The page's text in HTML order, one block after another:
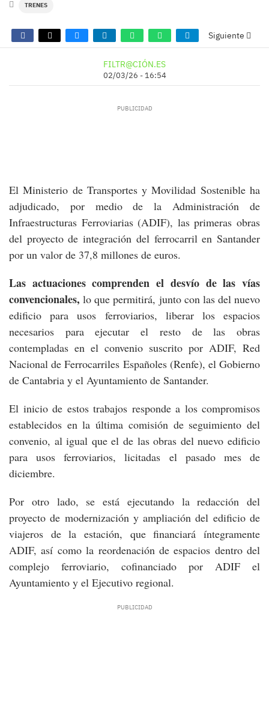
TRENES
Siguiente
FILTR@CIÓN.ES
02/03/26 - 16:54
El Ministerio de Transportes y Movilidad Sostenible ha
adjudicado, por medio de la Administración de
Infraestructuras Ferroviarias (ADIF), las primeras obras
del proyecto de integración del ferrocarril en Santander
por un valor de 37,8 millones de euros.
Las actuaciones comprenden el desvío de las vías
convencionales, lo que permitirá, junto con las del nuevo
edificio para usos ferroviarios, liberar los espacios
necesarios para ejecutar el resto de las obras
contempladas en el convenio suscrito por ADIF, Red
Nacional de Ferrocarriles Españoles (Renfe), el Gobierno
de Cantabria y el Ayuntamiento de Santander.
El inicio de estos trabajos responde a los compromisos
establecidos en la última comisión de seguimiento del
convenio, al igual que el de las obras del nuevo edificio
para usos ferroviarios, licitadas el pasado mes de
diciembre.
Por otro lado, se está ejecutando la redacción del
proyecto de modernización y ampliación del edificio de
viajeros de la estación, que financiará íntegramente
ADIF, así como la reordenación de espacios dentro del
complejo ferroviario, cofinanciado por ADIF el
Ayuntamiento y el Ejecutivo regional.